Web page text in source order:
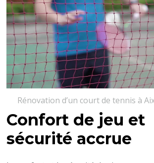
Rénovation d’un court de tennis à
Confort de jeu et
sécurité accrue